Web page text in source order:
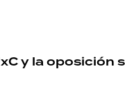
y la oposición